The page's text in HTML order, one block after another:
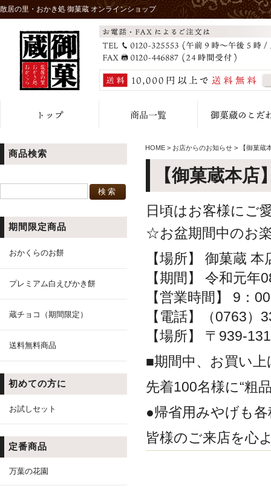
散居の里・おかき処 御菓蔵 オンラインショップ
商品検索
期間限定商品
おかくらのお餅
プレミアム白えびかき餅
蔵チョコ（期間限定）
送料無料商品
初めての方に
お試しセット
定番商品
万葉の花園
HOME > お店からのお知らせ > 【御菓蔵
【御菓蔵本
日頃はお客様にご
☆お盆期間中のお
【場所】 御菓蔵
【期間】 令和元
【営業時間】 9：
【電話】（0763）
【場所】 〒939-
■期間中、お買い
先着100名様に“粗
●帰省用みやげも
皆様のご来店を心